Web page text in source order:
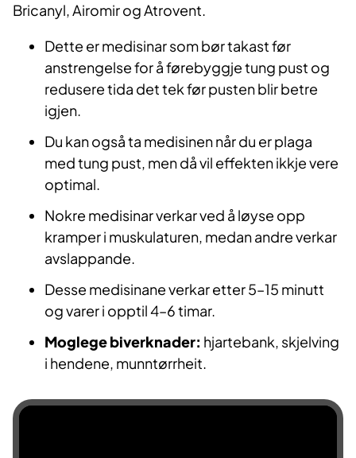
Bricanyl, Airomir og Atrovent.
Dette er medisinar som bør takast før
anstrengelse for å førebyggje tung pust og
redusere tida det tek før pusten blir betre
igjen.
Du kan også ta medisinen når du er plaga
med tung pust, men då vil effekten ikkje vere
optimal.
Nokre medisinar verkar ved å løyse opp
kramper i muskulaturen, medan andre verkar
avslappande.
Desse medisinane verkar etter 5–15 minutt
og varer i opptil 4–6 timar.
Moglege biverknader: hjartebank, skjelving
i hendene, munntørrheit.